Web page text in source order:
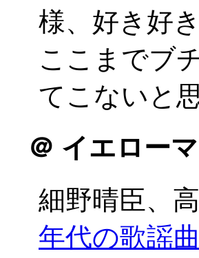
様、好き好
ここまでブ
てこないと
＠ イエロー
細野晴臣、
年代の歌謡